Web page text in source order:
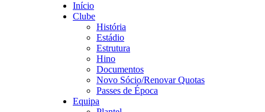
Início
Clube
História
Estádio
Estrutura
Hino
Documentos
Novo Sócio/Renovar Quotas
Passes de Época
Equipa